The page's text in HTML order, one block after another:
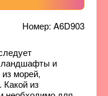
Номер: A6D903
ландшафты и
морей,
из